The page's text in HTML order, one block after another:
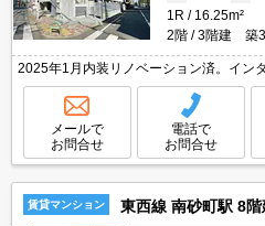
1R
16.25m²
2階
3階建 築
2025年1月内装リノベーション済。イン
ック。独立洗面台。くすりの福太郎へ
の解約時、違約金家賃+管理費の1ヶ月分
メールで
お問合せ
電話で
お問合せ
賃貸マンション 東西線 南砂町駅 8